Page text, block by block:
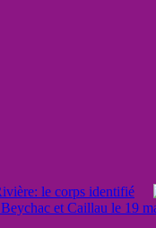
le corps identifié
et Caillau le 19